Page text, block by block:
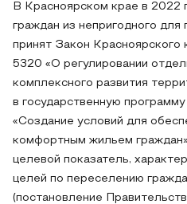
В Красноярском крае в 2022
граждан из непригодного
принят Закон
5320 «О регулировании
комплексного развития
в государственную
«Создание условий для
комфортным жильем
целевой показатель,
целей по переселению
(постановление